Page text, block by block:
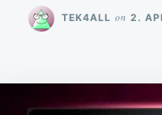
TEK4ALL on 2.